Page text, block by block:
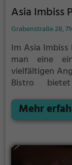
Asia Imbiss
Grabenstraße 28,
Im Asia
man eine
vielfältigen
Bistro
Gerichten
fernöstlichen
Sinne
auf der Suche
Mehr